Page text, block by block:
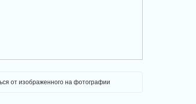
от изображенного на фотографии